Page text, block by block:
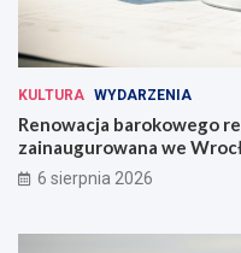
KULTURA WYDARZENIA
Renowacja barokowego
zainaugurowana we
6 sierpnia 2026